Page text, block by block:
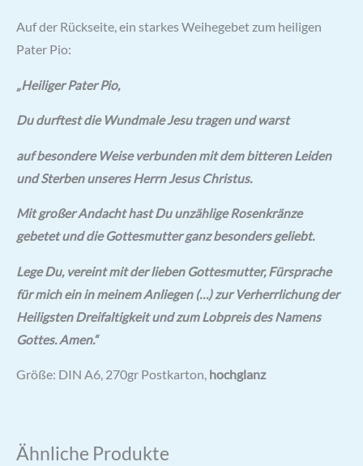
Auf der Rückseite, ein starkes Weihegebet zum heiligen
Pater Pio:
„Heiliger Pater Pio,
Du durftest die Wundmale Jesu tragen und warst
auf besondere Weise verbunden mit dem bitteren Leiden
und Sterben unseres Herrn Jesus Christus.
Mit großer Andacht hast Du unzählige Rosenkränze
gebetet und die Gottesmutter ganz besonders geliebt.
Lege Du, vereint mit der lieben Gottesmutter, Fürsprache
für mich ein in meinem Anliegen (…) zur Verherrlichung der
Heiligsten Dreifaltigkeit und zum Lobpreis des Namens
Gottes. Amen.“
Größe: DIN A6, 270gr Postkarton, hochglanz
Ähnliche Produkte